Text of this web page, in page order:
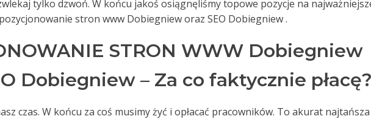
tylko dzwoń. W końcu jakoś osiągnęliśmy topowe pozycje na
stron www Dobiegniew oraz SEO Dobiegniew .
STRON WWW Dobiegniew
Dobiegniew – Za co faktycznie płacę?
czas. W końcu za coś musimy żyć i opłacać pracowników. To akurat najtańsza